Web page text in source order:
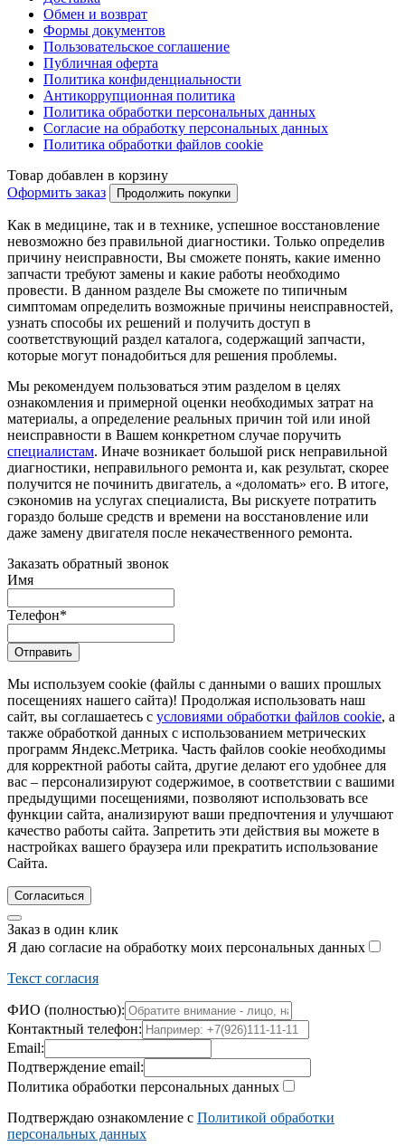
Обмен и возврат
Формы документов
Пользовательское соглашение
Публичная оферта
Политика конфиденциальности
Антикоррупционная политика
Политика обработки персональных данных
Согласие на обработку персональных данных
Политика обработки файлов cookie
Товар добавлен в корзину
Оформить заказ
Продолжить покупки
Как в медицине, так и в технике, успешное восстановление
невозможно без правильной диагностики. Только определив
причину неисправности, Вы сможете понять, какие именно
запчасти требуют замены и какие работы необходимо
провести. В данном разделе Вы сможете по типичным
симптомам определить возможные причины неисправностей,
узнать способы их решений и получить доступ в
соответствующий раздел каталога, содержащий запчасти,
которые могут понадобиться для решения проблемы.
Мы рекомендуем пользоваться этим разделом в целях
ознакомления и примерной оценки необходимых затрат на
материалы, а определение реальных причин той или иной
неисправности в Вашем конкретном случае поручить
специалистам. Иначе возникает большой риск неправильной
диагностики, неправильного ремонта и, как результат, скорее
получится не починить двигатель, а «доломать» его. В итоге,
сэкономив на услугах специалиста, Вы рискуете потратить
гораздо больше средств и времени на восстановление или
даже замену двигателя после некачественного ремонта.
Заказать обратный звонок
Имя
Телефон*
Отправить
Мы используем cookie (файлы с данными о ваших прошлых
посещениях нашего сайта)! Продолжая использовать наш
сайт, вы соглашаетесь с условиями обработки файлов cookie, а
также обработкой данных с использованием метрических
программ Яндекс.Метрика. Часть файлов cookie необходимы
для корректной работы сайта, другие делают его удобнее для
вас – персонализируют содержимое, в соответствии с вашими
предыдущими посещениями, позволяют использовать все
функции сайта, анализируют ваши предпочтения и улучшают
качество работы сайта. Запретить эти действия вы можете в
настройках вашего браузера или прекратить использование
Сайта.
Согласиться
Заказ в один клик
Я даю согласие на обработку моих персональных данных
Текст согласия
ФИО (полностью):
Контактный телефон:
Email:
Подтверждение email:
Политика обработки персональных данных
Подтверждаю ознакомление с Политикой обработки
персональных данных